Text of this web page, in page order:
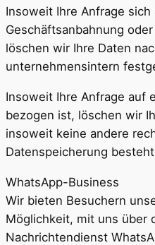
Insoweit Ihre Anfrage sich
Geschäftsanbahnung
löschen wir Ihre Daten
unternehmensintern
Insoweit Ihre Anfrage auf
bezogen ist, löschen wir
insoweit keine andere
Datenspeicherung
WhatsApp-Business
Wir bieten Besuchern
Möglichkeit, mit uns über
Nachrichtendienst